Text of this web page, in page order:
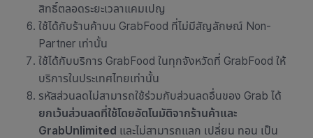
สิทธิ์ตลอดระยะเวลาแคมเปญ
ใช้ได้กับร้านค้าบน GrabFood ที่ไม่มีสัญลักษณ์ Non-
Partner เท่านั้น
ใช้ได้กับบริการ GrabFood ในทุกจังหวัดที่ GrabFood ให้
บริการในประเทศไทยเท่านั้น
รหัสส่วนลดไม่สามารถใช้ร่วมกับส่วนลดอื่นของ Grab ได้
ยกเว้นส่วนลดที่ใช้โดยอัตโนมัติจากร้านค้าและ
GrabUnlimited และไม่สามารถแลก เปลี่ยน ทอน เป็น